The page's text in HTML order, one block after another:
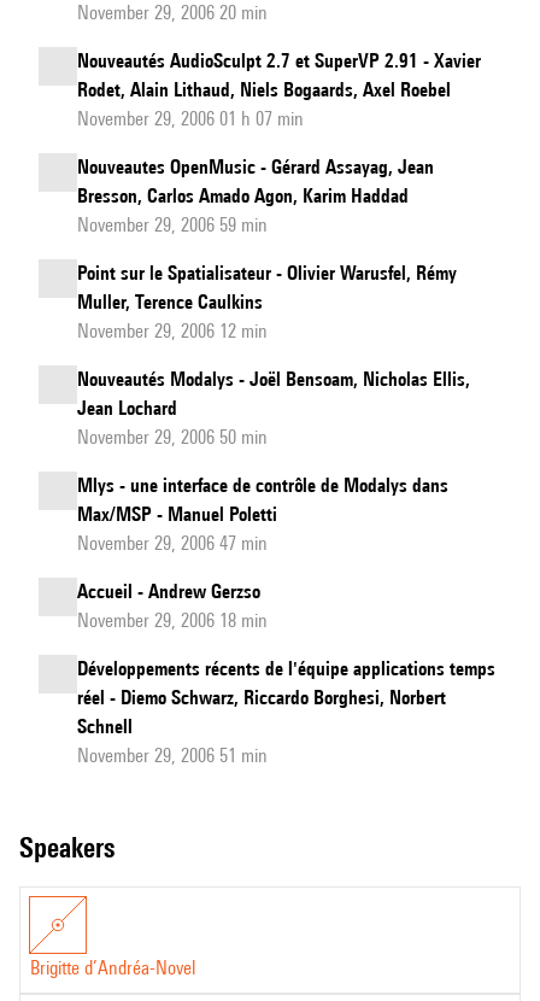
November 29, 2006 20 min
Nouveautés AudioSculpt 2.7 et SuperVP 2.91 - Xavier
Rodet, Alain Lithaud, Niels Bogaards, Axel Roebel
November 29, 2006 01 h 07 min
Nouveautes OpenMusic - Gérard Assayag, Jean
Bresson, Carlos Amado Agon, Karim Haddad
November 29, 2006 59 min
Point sur le Spatialisateur - Olivier Warusfel, Rémy
Muller, Terence Caulkins
November 29, 2006 12 min
Nouveautés Modalys - Joël Bensoam, Nicholas Ellis,
Jean Lochard
November 29, 2006 50 min
Mlys - une interface de contrôle de Modalys dans
Max/MSP - Manuel Poletti
November 29, 2006 47 min
Accueil - Andrew Gerzso
November 29, 2006 18 min
Développements récents de l'équipe applications temps
réel - Diemo Schwarz, Riccardo Borghesi, Norbert
Schnell
November 29, 2006 51 min
speakers
Brigitte d’Andréa-Novel